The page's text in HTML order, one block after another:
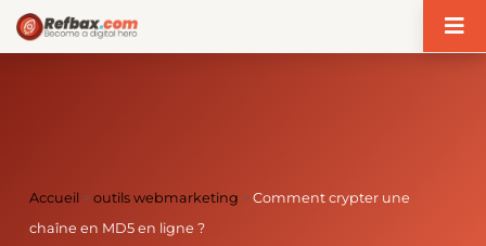
Accueil >outils webmarketing >Comment crypter une
chaîne en MD5 en ligne ?
Panneau de gestion des cookies